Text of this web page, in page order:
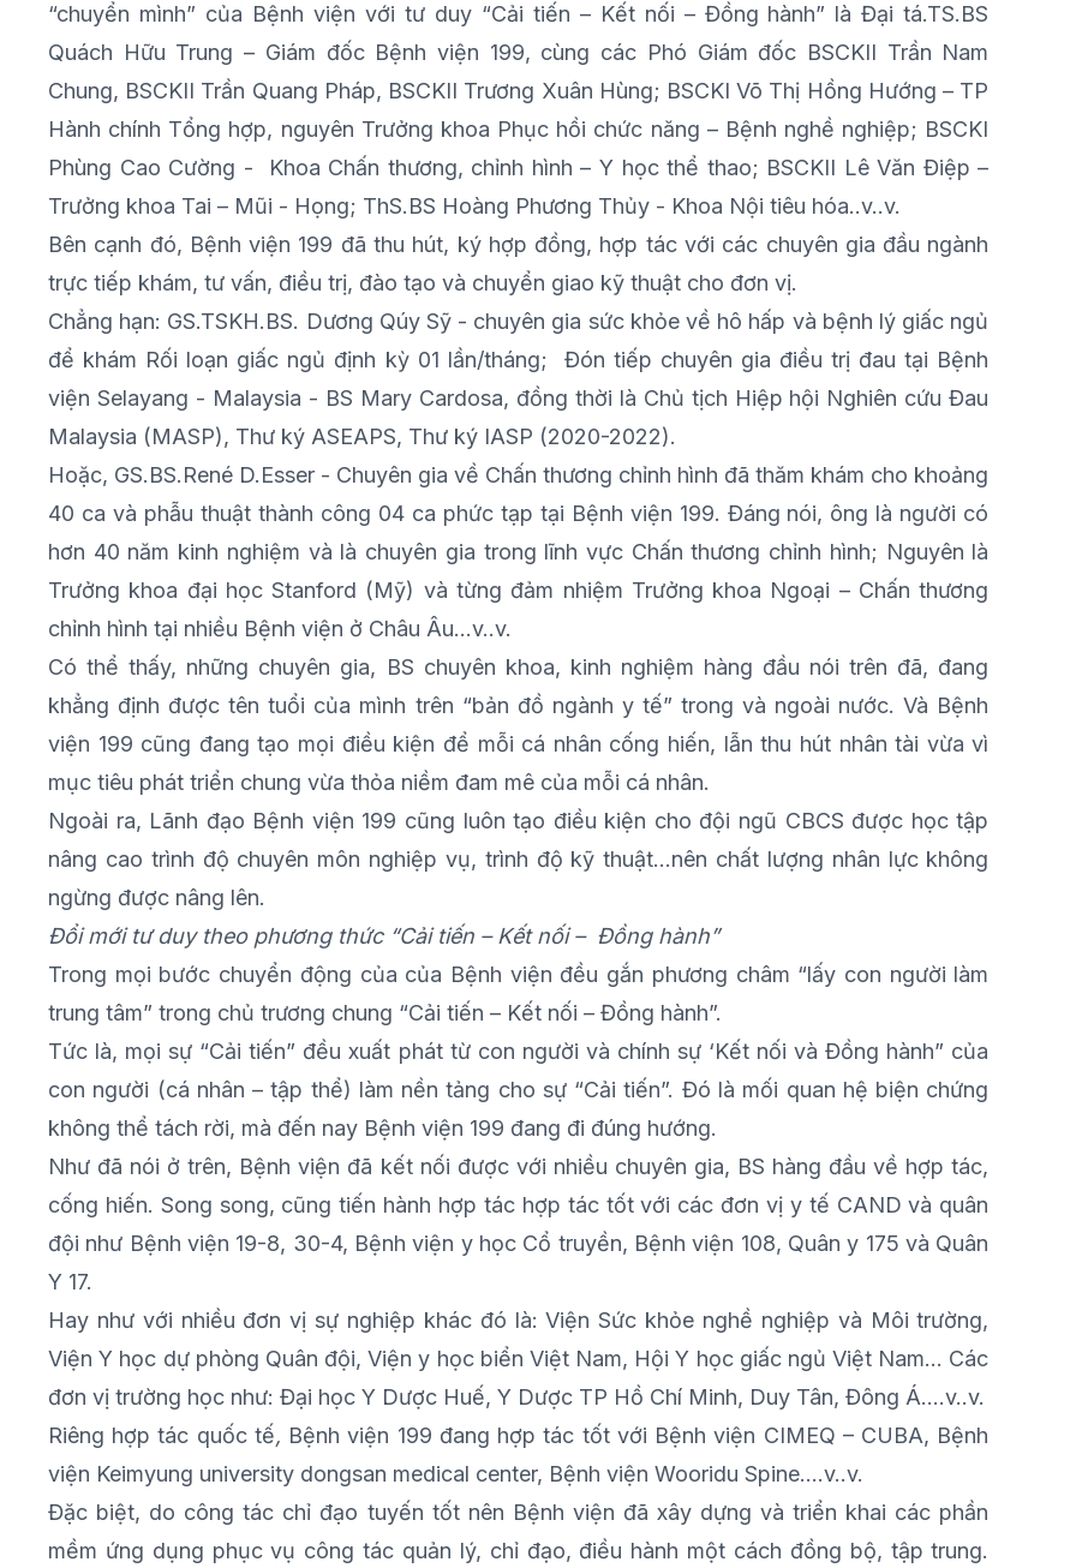
“chuyển mình” của Bệnh viện với tư duy “Cải tiến – Kết nối – Đồng hành” là Đại tá.TS.BS
Quách Hữu Trung – Giám đốc Bệnh viện 199, cùng các Phó Giám đốc BSCKII Trần Nam
Chung, BSCKII Trần Quang Pháp, BSCKII Trương Xuân Hùng; BSCKI Võ Thị Hồng Hướng – TP
Hành chính Tổng hợp, nguyên Trưởng khoa Phục hồi chức năng – Bệnh nghề nghiệp; BSCKI
Phùng Cao Cường - Khoa Chấn thương, chỉnh hình – Y học thể thao; BSCKII Lê Văn Điệp –
Trưởng khoa Tai – Mũi - Họng; ThS.BS Hoàng Phương Thủy - Khoa Nội tiêu hóa..v..v.
Bên cạnh đó, Bệnh viện 199 đã thu hút, ký hợp đồng, hợp tác với các chuyên gia đầu ngành
trực tiếp khám, tư vấn, điều trị, đào tạo và chuyển giao kỹ thuật cho đơn vị.
Chẳng hạn: GS.TSKH.BS. Dương Qúy Sỹ - chuyên gia sức khỏe về hô hấp và bệnh lý giấc ngủ
để khám Rối loạn giấc ngủ định kỳ 01 lần/tháng; Đón tiếp chuyên gia điều trị đau tại Bệnh
viện Selayang - Malaysia - BS Mary Cardosa, đồng thời là Chủ tịch Hiệp hội Nghiên cứu Đau
Malaysia (MASP), Thư ký ASEAPS, Thư ký IASP (2020-2022).
Hoặc, GS.BS.René D.Esser - Chuyên gia về Chấn thương chỉnh hình đã thăm khám cho khoảng
40 ca và phẫu thuật thành công 04 ca phức tạp tại Bệnh viện 199. Đáng nói, ông là người có
hơn 40 năm kinh nghiệm và là chuyên gia trong lĩnh vực Chấn thương chỉnh hình; Nguyên là
Trưởng khoa đại học Stanford (Mỹ) và từng đảm nhiệm Trưởng khoa Ngoại – Chấn thương
chỉnh hình tại nhiều Bệnh viện ở Châu Âu…v..v.
Có thể thấy, những chuyên gia, BS chuyên khoa, kinh nghiệm hàng đầu nói trên đã, đang
khẳng định được tên tuổi của mình trên “bản đồ ngành y tế” trong và ngoài nước. Và Bệnh
viện 199 cũng đang tạo mọi điều kiện để mỗi cá nhân cống hiến, lẫn thu hút nhân tài vừa vì
mục tiêu phát triển chung vừa thỏa niềm đam mê của mỗi cá nhân.
Ngoài ra, Lãnh đạo Bệnh viện 199 cũng luôn tạo điều kiện cho đội ngũ CBCS được học tập
nâng cao trình độ chuyên môn nghiệp vụ, trình độ kỹ thuật...nên chất lượng nhân lực không
ngừng được nâng lên.
Đổi mới tư duy theo phương thức “Cải tiến – Kết nối – Đồng hành”
Trong mọi bước chuyển động của của Bệnh viện đều gắn phương châm “lấy con người làm
trung tâm” trong chủ trương chung “Cải tiến – Kết nối – Đồng hành”.
Tức là, mọi sự “Cải tiến” đều xuất phát từ con người và chính sự ‘Kết nối và Đồng hành” của
con người (cá nhân – tập thể) làm nền tảng cho sự “Cải tiến”. Đó là mối quan hệ biện chứng
không thể tách rời, mà đến nay Bệnh viện 199 đang đi đúng hướng.
Như đã nói ở trên, Bệnh viện đã kết nối được với nhiều chuyên gia, BS hàng đầu về hợp tác,
cống hiến. Song song, cũng tiến hành hợp tác hợp tác tốt với các đơn vị y tế CAND và quân
đội như Bệnh viện 19-8, 30-4, Bệnh viện y học Cổ truyền, Bệnh viện 108, Quân y 175 và Quân
Y 17.
Hay như với nhiều đơn vị sự nghiệp khác đó là: Viện Sức khỏe nghề nghiệp và Môi trường,
Viện Y học dự phòng Quân đội, Viện y học biển Việt Nam, Hội Y học giấc ngủ Việt Nam… Các
đơn vị trường học như: Đại học Y Dược Huế, Y Dược TP Hồ Chí Minh, Duy Tân, Đông Á….v..v.
Riêng hợp tác quốc tế, Bệnh viện 199 đang hợp tác tốt với Bệnh viện CIMEQ – CUBA, Bệnh
viện Keimyung university dongsan medical center, Bệnh viện Wooridu Spine….v..v.
Đặc biệt, do công tác chỉ đạo tuyến tốt nên Bệnh viện đã xây dựng và triển khai các phần
mềm ứng dụng phục vụ công tác quản lý, chỉ đạo, điều hành một cách đồng bộ, tập trung.